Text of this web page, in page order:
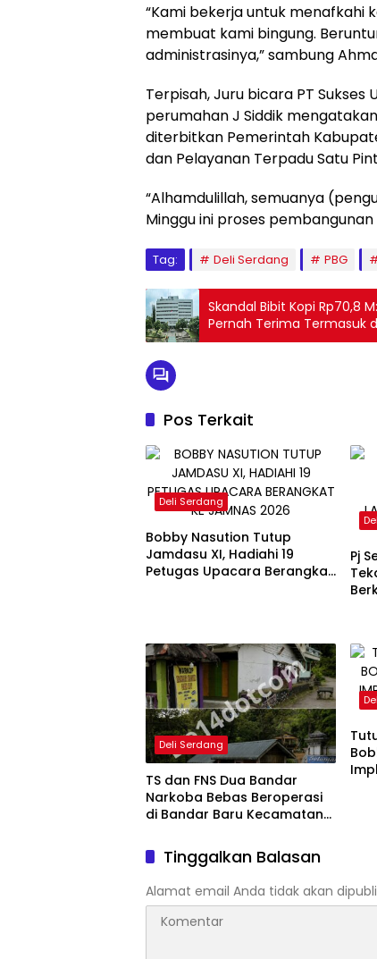
“Kami bekerja untuk menafkahi
membuat kami bingung.
administrasinya,” sambung
Terpisah, Juru bicara PT
perumahan J Siddik
diterbitkan Pemerintah
dan Pelayanan Terpadu Satu
“Alhamdulillah, semuanya
Minggu ini proses
Tag: Deli Serdang PBG
Skandal Bibit Kopi Rp70,8
Pernah Terima Termasuk
Pos Terkait
Deli Serdang
Bobby Nasution Tutup
Jamdasu XI, Hadiahi 19
Petugas Upacara Berangkat
Pj
Deli Serdang
TS dan FNS Dua Bandar
Narkoba Bebas Beroperasi
di Bandar Baru Kecamatan
HukumTinggalkan Balasan
Alamat email Anda tidak akan